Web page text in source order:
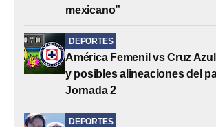
mexicano”
DEPORTES
América Femenil vs Cruz
y posibles alineaciones del
Jornada 2
DEPORTES